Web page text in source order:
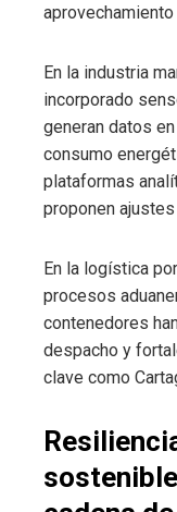
En la industria
incorporado
generan datos
consumo
plataformas
proponen
En la logística
procesos
contenedores
despacho y
clave como